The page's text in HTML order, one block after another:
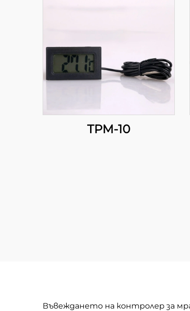
TPM-10
Въвеждането на контролер за